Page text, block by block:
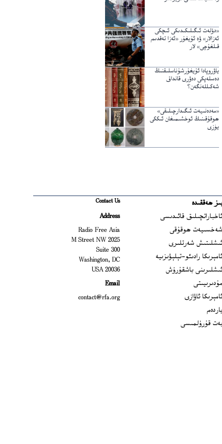
«دۆلەت ئىگىلىكىدىكى ئىچكى
ئەزالار» ۋە ئۇيغۇر «ئەزا تەقدىم
قىلغۇچى» لار
ياۋروپادا ئۇيغۇرشۇناسلىقنىڭ
دەسلەپكى دەۋرى قانداق
شەكىللەنگەن؟
«مەدەنىيەت ئىگىدارچىلىقى»
ھوقۇقىنىڭ ئوخشىمىغان ئىككى
يۈزى
ھەققىدە
ئاخباراتچىلىق قائىدىسى
شەخسىيەت ھوقۇقى
ئىشلىتىش شەرتلىرى
ئامېرىكا رادىئو-تېلېۋىزىيە
ئىشلىرىنى باشقۇرۇش
مۇدىرىيىتى
ئامېرىكا ئاۋازى
ياردەم
بەت قۇرۇلمىسى
Contact Us
Address
Radio Free Asia
2025 M Street NW
Suite 300
Washington, DC
20036 USA
Email
contact@rfa.org